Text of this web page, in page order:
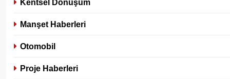
Manşet Haberleri
Otomobil
Proje Haberleri